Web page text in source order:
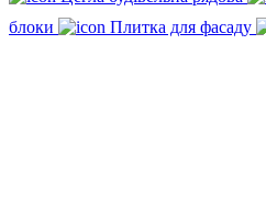
блоки
Плитка для фасаду